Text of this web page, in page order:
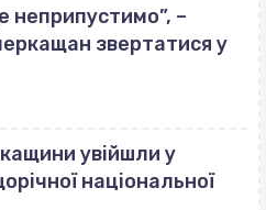
неприпустимо”, –
звертатися у
увійшли у
національної